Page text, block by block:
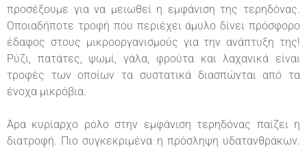
προσέξουμε για να μειωθεί η εμφάνιση της τερηδόνας.
Οποιαδήποτε τροφή που περιέχει άμυλο δίνει πρόσφορο
έδαφος στους μικροοργανισμούς για την ανάπτυξη της!
Ρύζι, πατάτες, ψωμί, γάλα, φρούτα και λαχανικά είναι
τροφές των οποίων τα συστατικά διασπώνται από τα
ένοχα μικρόβια.
Άρα κυρίαρχο ρόλο στην εμφάνιση τερηδόνας παίζει η
διατροφή. Πιο συγκεκριμένα η πρόσληψη υδατανθράκων.